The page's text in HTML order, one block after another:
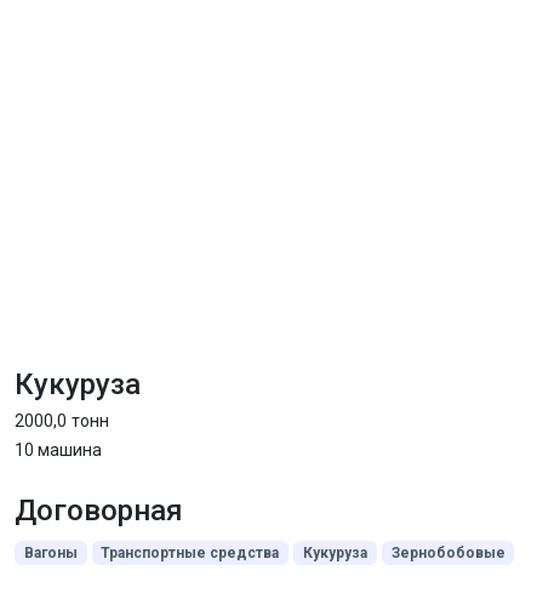
Кукуруза
2000,0 тонн
10 машина
Договорная
Вагоны Транспортные средства Кукуруза Зернобобовые